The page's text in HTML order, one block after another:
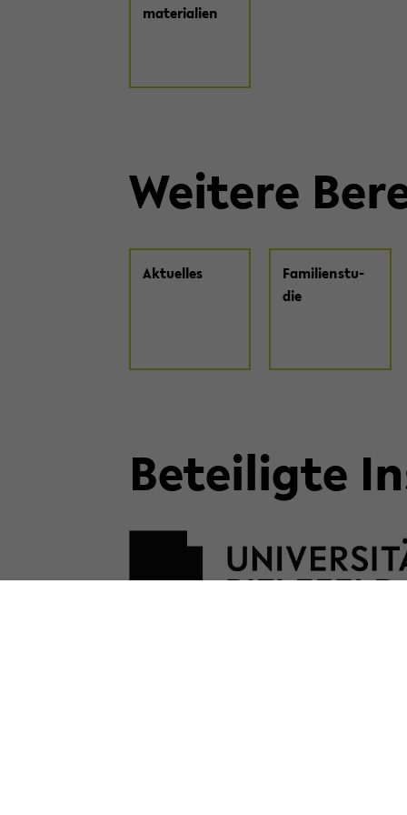
ma­te­ria­li­en
Wei­te­re
Ak­tu­el­les
Fa­mi­li­en­stu­
die
Be­tei­lig­te